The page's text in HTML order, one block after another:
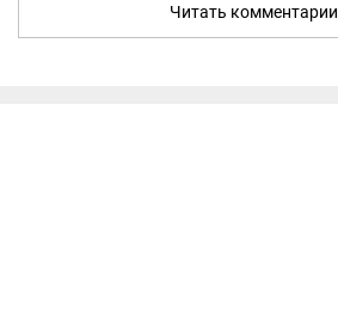
Читать комментарии